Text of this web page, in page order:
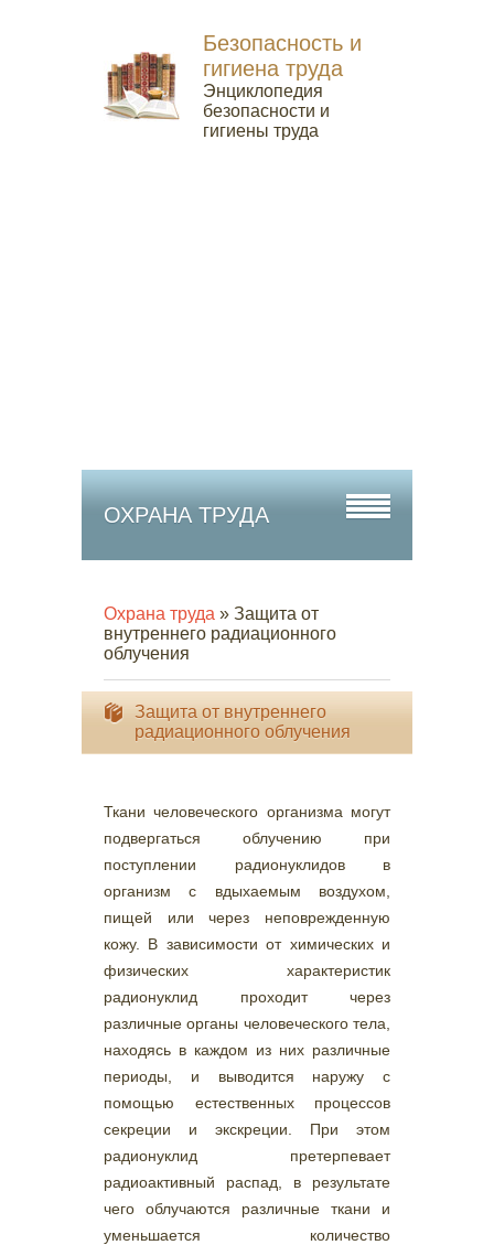
Безопасность и
гигиена труда
Энциклопедия
безопасности и
гигиены труда
ОХРАНА ТРУДА
Охрана труда » Защита от
внутреннего радиационного
облучения
Защита от внутреннего
радиационного облучения
Ткани человеческого организма могут
подвергаться облучению при
поступлении радионуклидов в
организм с вдыхаемым воздухом,
пищей или через неповрежденную
кожу. В зависимости от химических и
физических характеристик
радионуклид проходит через
различные органы человеческого тела,
находясь в каждом из них различные
периоды, и выводится наружу с
помощью естественных процессов
секреции и экскреции. При этом
радионуклид претерпевает
радиоактивный распад, в результате
чего облучаются различные ткани и
уменьшается количество